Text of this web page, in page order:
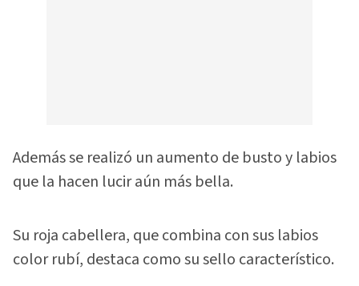
Además se realizó un aumento de busto y labios
que la hacen lucir aún más bella.
Su roja cabellera, que combina con sus labios
color rubí, destaca como su sello característico.